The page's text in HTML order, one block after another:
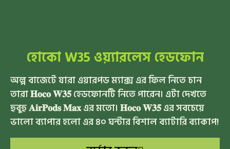
হোকো W35 ওয়্যারলেস হেডফোন
অল্প বাজেটে যারা এয়ারপড ম্যাক্স এর ফিল নিতে চান
তারা 𝐇𝐨𝐜𝐨 𝐖𝟑𝟓 হেডফোনটি নিতে পারেন। এটা দেখতে
হুবুহু 𝐀𝐢𝐫𝐏𝐨𝐝𝐬 𝐌𝐚𝐱 এর মতো। 𝐇𝐨𝐜𝐨 𝐖𝟑𝟓 এর সবচেয়ে
ভালো ব্যাপার হলো এর ৪০ ঘন্টার বিশাল ব্যাটারি ব্যাকাপ!